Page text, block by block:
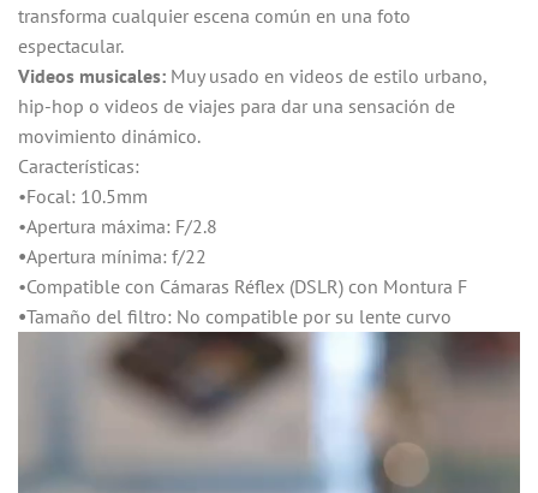
transforma cualquier escena común en una foto
espectacular.
Videos musicales: Muy usado en videos de estilo urbano,
hip-hop o videos de viajes para dar una sensación de
movimiento dinámico.
Características:
•Focal: 10.5mm
•Apertura máxima: F/2.8
•Apertura mínima: f/22
•Compatible con Cámaras Réflex (DSLR) con Montura F
•Tamaño del filtro: No compatible por su lente curvo
Reproductor